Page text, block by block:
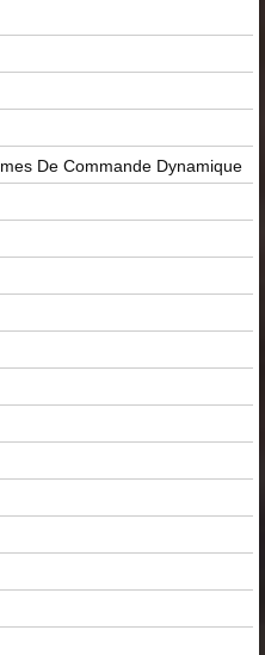
De Commande Dynamique